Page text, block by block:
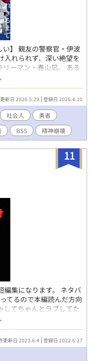
い】 親友の警察官・伊波
入れられず、深い絶望を
ーマン・春山凪。 ある
しみながらタップする
面に映ったのは、異世
無事を喜び、応援する
タップするたびに『勇
宏正の従者・グレン。
交わらない。 喪失と、
クファンタジーBL。 ※
R-18とします。 ※本作品
れます。 《連載版＋書
1,540円 → セール価格
：
【収録内容(◇:完全
め/約70000字) ◇宏正ル
ン視点/約55000字) ◇外
ちゃ初夜 グレン×宏
(各キャラのこぼれ話・
投稿しています。
）
⇄爽やか警察官 〈成立
リーマン ・寡黙年下従
社会人BL／SNSログ閲
神崩壊／闇堕ち／純愛
系〉 無理矢理・大勢・
系 ※書き下ろし〉 初夜
・攻めフェラ・対面座
ノ様
：しま様
デザイン:久万様(
新日 2026.5.29 登録日 2026.4.10
社会人
勇者
BSS 精神崩壊
11
編集になります。 ネタバ
てるので本編読んだ方向
してちゃんとラブしてた
更新日 2023.6.4 登録日 2022.6.27